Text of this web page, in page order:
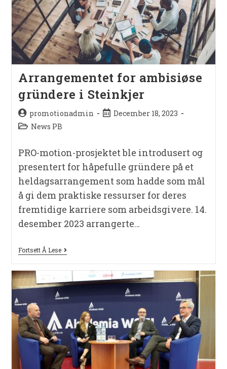
Arrangementet for ambisiøse
gründere i Steinkjer
promotionadmin
December 18, 2023
News PB
PRO-motion-prosjektet ble introdusert og
presentert for håpefulle gründere på et
heldagsarrangement som hadde som mål
å gi dem praktiske ressurser for deres
fremtidige karriere som arbeidsgivere. 14.
desember 2023 arrangerte…
Fortsett Å Lese